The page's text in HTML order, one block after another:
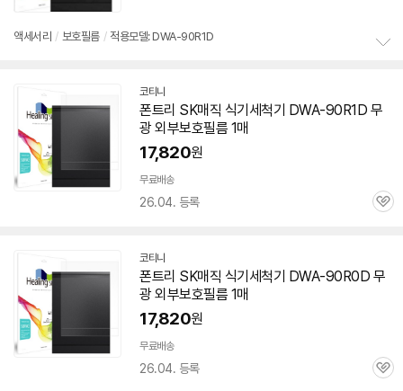
액세서리 / 보호필름 / 적용모델: DWA-90R1D
코티니네
이
버
이
폰트리 SK매직 식기세척기 DWA-90R1D 무
광 외부보호필름 1매
17,820원
무료배송
26.04. 등록
관
코티니네
이
버
이
폰트리 SK매직 식기세척기 DWA-90R0D 무
광 외부보호필름 1매
17,820원
무료배송
26.04. 등록
관